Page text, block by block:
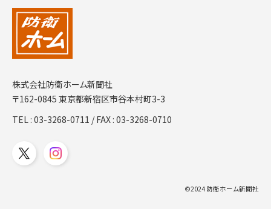
株式会社防衛ホーム新聞社
〒162-0845 東京都新宿区市谷本村町3-3
TEL :03-3268-0711 / FAX : 03-3268-0710
©2024 防衛ホーム新聞社